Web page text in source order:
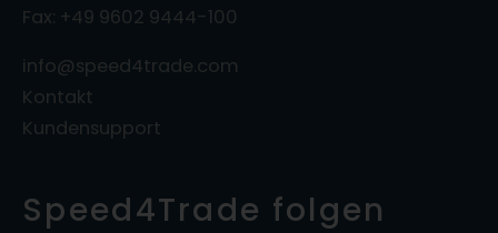
Fax: +49 9602 9444-100
info@speed4trade.com
Kontakt
Kundensupport
Speed4Trade folgen